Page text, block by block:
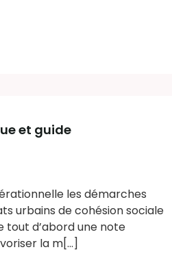
et guide
les démarches
urbains de cohésion sociale
tout d’abord une note
la m[...]